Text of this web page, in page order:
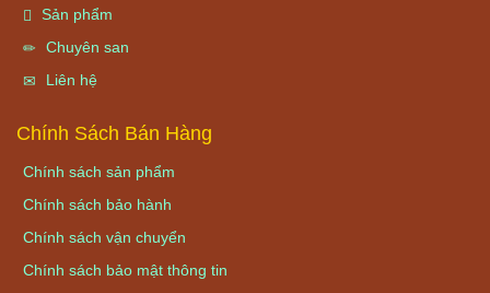
Sản phẩm
Chuyên san
Liên hệ
Chính Sách Bán Hàng
Chính sách sản phẩm
Chính sách bảo hành
Chính sách vận chuyển
Chính sách bảo mật thông tin